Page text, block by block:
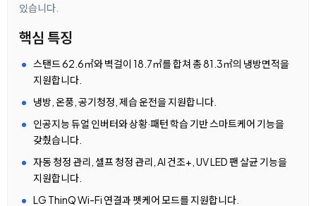
있습니다.
핵심 특징
스탠드 62.6㎡와 벽걸이 18.7㎡를 합쳐 총 81.3㎡의 냉방면적을
지원합니다.
냉방, 온풍, 공기청정, 제습 운전을 지원합니다.
인공지능 듀얼 인버터와 상황·패턴 학습 기반 스마트케어 기능을
갖췄습니다.
자동 청정 관리, 셀프 청정 관리, AI 건조+, UV LED 팬 살균 기능을
지원합니다.
LG ThinQ Wi-Fi 연결과 펫케어 모드를 지원합니다.